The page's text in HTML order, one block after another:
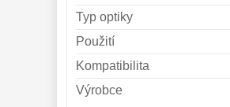
Typ optiky
Použití
Kompatibilita
Výrobce